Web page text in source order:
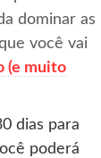
dominar as
você vai
(e muito
dias para
poderá